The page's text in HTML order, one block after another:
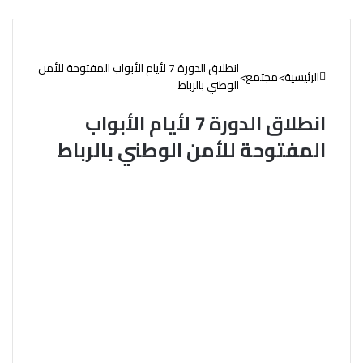
الرئيسية>مجتمع>
انطلاق الدورة 7 لأيام الأبواب المفتوحة للأمن
الوطني بالرباط
انطلاق الدورة 7 لأيام الأبواب
المفتوحة للأمن الوطني بالرباط